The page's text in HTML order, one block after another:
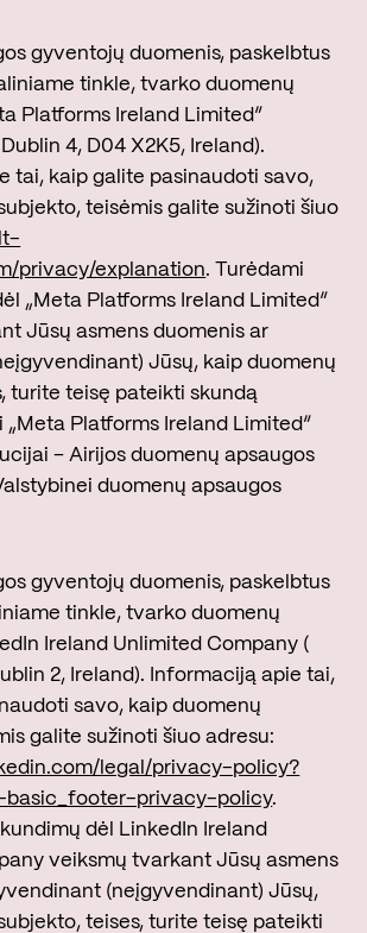
gyventojų duomenis, paskelbtus
tinkle, tvarko duomenų
Platforms Ireland Limited“
4, D04 X2K5, Ireland).
tai, kaip galite pasinaudoti savo,
teisėmis galite sužinoti šiuo
privacy/explanation. Turėdami
„Meta Platforms Ireland Limited“
Jūsų asmens duomenis ar
Jūsų, kaip duomenų
turite teisę pateikti skundą
Platforms Ireland Limited“
– Airijos duomenų apsaugos
duomenų apsaugos
gyventojų duomenis, paskelbtus
tinkle, tvarko duomenų
Ireland Unlimited Company (
2, Ireland). Informaciją apie tai,
savo, kaip duomenų
galite sužinoti šiuo adresu:
legal/privacy-policy?
basic_footer-privacy-policy.
dėl LinkedIn Ireland
veiksmų tvarkant Jūsų asmens
(neįgyvendinant) Jūsų,
teises, turite teisę pateikti